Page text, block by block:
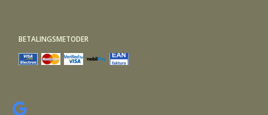
BETALINGSMETODER